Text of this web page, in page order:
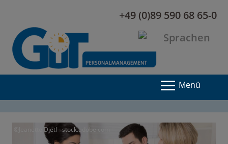
+49 (0)89 590 68 65-0
Menü
©Jeanette Dietl - stock.adobe.com